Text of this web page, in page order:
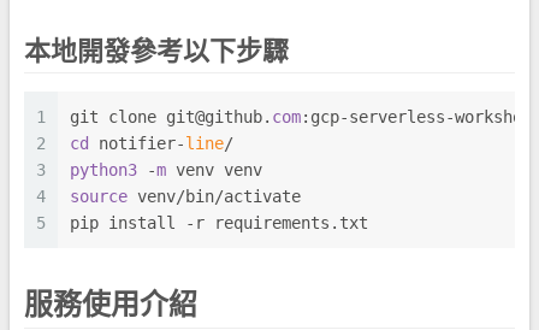
本地開發參考以下步驟
1
2
3
4
5
git clone git@github. com:gcp-serverless-
cd
notifier-line/
python3 -m venv venv
source venv/bin/activate
pip install -r requirements.txt
服務使用介紹